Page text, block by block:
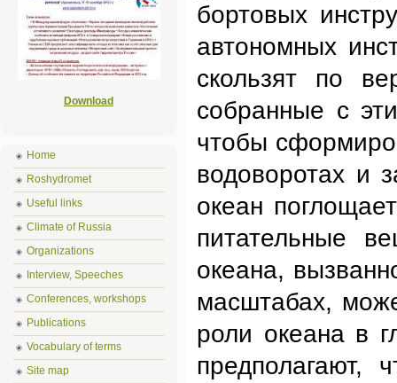
бортовых
автономных
скользят по
собранные с
чтобы
водоворотах и
океан
питательные
океана,
масштабах,
роли океана в
предполагают,
Download
Home
Roshydromet
Useful links
Climate of Russia
Organizations
Interview, Speeches
Conferences, workshops
Publications
Vocabulary of terms
Site map